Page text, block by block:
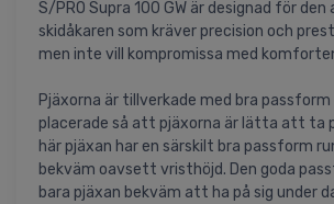
S/PRO Supra 100 GW är designad för den
skidåkaren som kräver precision och
men inte vill kompromissa med
Pjäxorna är tillverkade med bra
placerade så att pjäxorna är lätta att ta
här pjäxan har en särskilt bra passform
bekväm oavsett vristhöjd. Den goda
bara pjäxan bekväm att ha på sig under